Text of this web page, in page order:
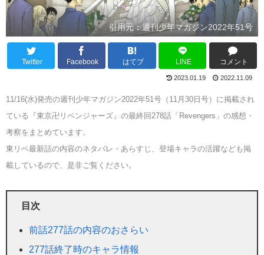
引用元：週刊少年マガジン2022年51号
Twitter Facebook はてブ LINE コメント
2023.01.19 2022.11.09
11/16(水)発売の週刊少年マガジン2022年51号（11月30日号）に掲載され
ている『東京卍リベンジャーズ』の最終回278話「Revengers」の感想・
考察をまとめています。
東リベ最新話の内容のネタバレ・あらすじ、登場キャラの活躍なども掲
載しているので、是非ご覧ください。
目次
前話277話の内容のおさらい
277話終了時のキャラ情報